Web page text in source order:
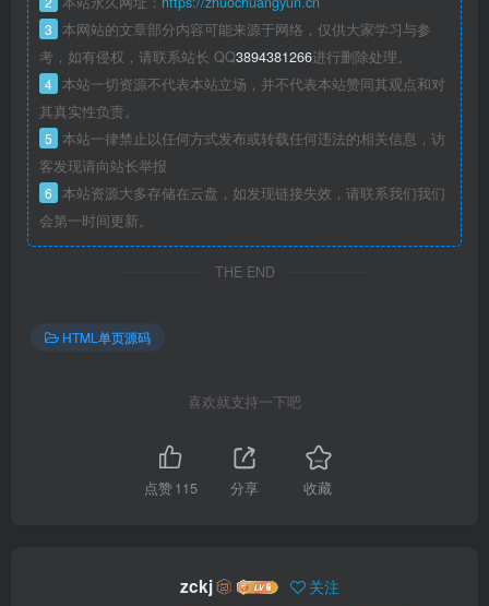
3 本网站的文章部分内容可能来源于网络，仅供大家学习与参
考，如有侵权，请联系站长 QQ3894381266进行删除处理。
4 本站一切资源不代表本站立场，并不代表本站赞同其观点和对
其真实性负责。
5 本站一律禁止以任何方式发布或转载任何违法的相关信息，访
客发现请向站长举报
6 本站资源大多存储在云盘，如发现链接失效，请联系我们我们
会第一时间更新。
THE END
HTML单页源码
喜欢就支持一下吧
点赞115 分享 收藏
zckj 关注